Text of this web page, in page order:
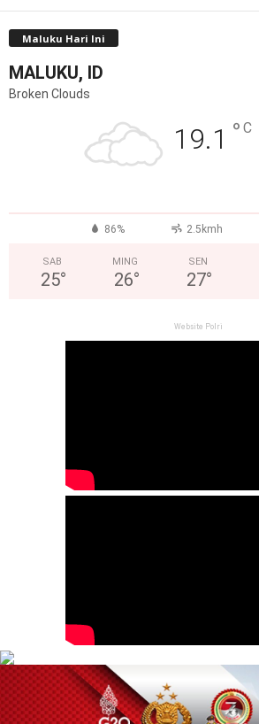
Maluku Hari Ini
MALUKU, ID
Broken Clouds
19.1 ° C
86% 2.5kmh
SAB
25°
MING
26°
SEN
27°
Website Polri